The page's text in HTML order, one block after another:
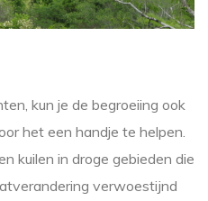
kun je de begroeiing ook
het een handje te helpen.
kuilen in droge gebieden die
verwoestijnd